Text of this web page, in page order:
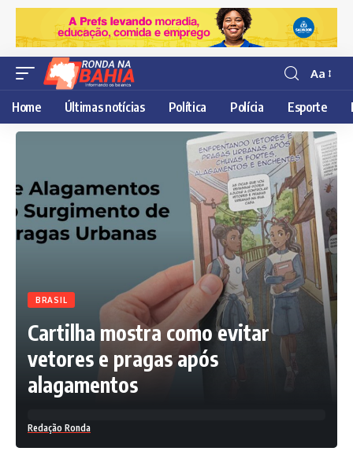
Resisor
de
fonte
Aa
Home Últimas notícias Política Polícia Esporte
BRASIL
Cartilha mostra como evitar
vetores e pragas após
alagamentos
Redação Ronda